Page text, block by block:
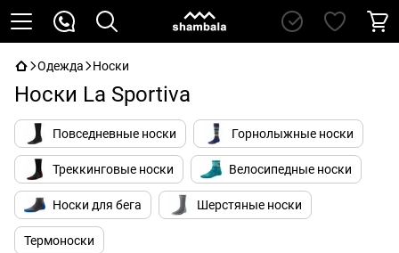
Одежда Носки
Носки La Sportiva
Повседневные носки Горнолыжные носки
Треккинговые носки Велосипедные носки
Носки для бега Шерстяные носки
Термоноски